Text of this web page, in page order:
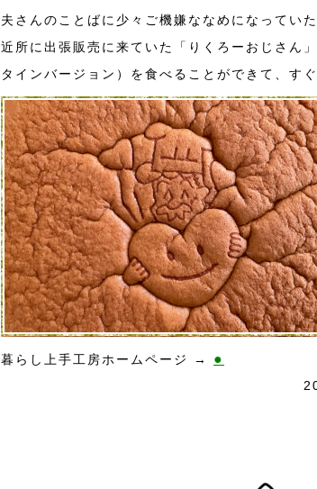
夫さんのことばに少々ご機嫌ななめになってい
近所に出張販売に来ていた「りくろーおじさん
タインバージョン）を食べることができて、す
暮らし上手工房ホームページ → ●